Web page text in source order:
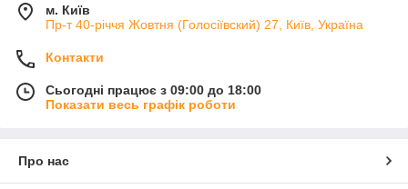
м. Київ
Пр-т 40-річчя Жовтня (Голосіївский) 27, Київ, Україна
Контакти
Сьогодні працює з 09:00 до 18:00
Показати весь графік роботи
Про нас